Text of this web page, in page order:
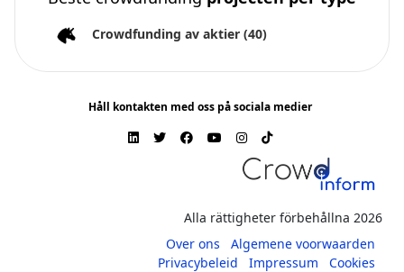
Crowdfunding av aktier (40)
Håll kontakten med oss på sociala medier
Alla rättigheter förbehållna 2026
Over ons
Algemene voorwaarden
Privacybeleid
Impressum Cookies